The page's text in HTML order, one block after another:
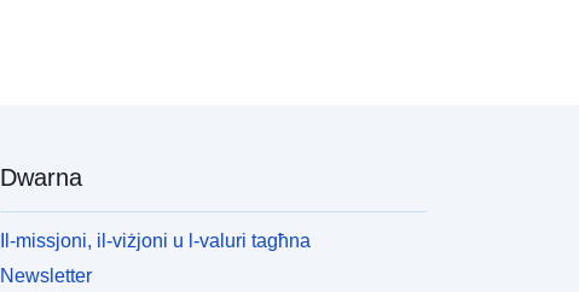
Dwarna
Il-missjoni, il-viżjoni u l-valuri tagħna
Newsletter